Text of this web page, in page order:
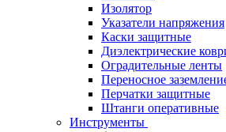
Изолятор
Указатели напряжения
Каски защитные
Диэлектрические
Оградительные ленты
Переносное
Перчатки защитные
Штанги оперативные
Инструменты